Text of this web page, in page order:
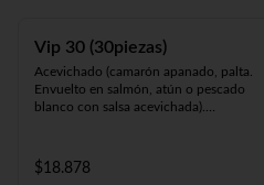
Vip 30 (30piezas)
Acevichado (camarón apanado, palta.
Envuelto en salmón, atún o pescado
blanco con salsa acevichada).
queso o palta).
Panko Ebi (camarón ecuatoriano, queso,
$18.878